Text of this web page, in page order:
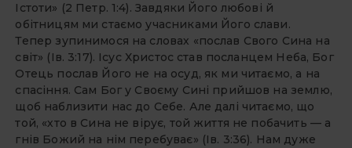
Істоти» (2 Петр. 1:4). Завдяки Його любові й
обітницям ми стаємо учасниками Його слави.
Тепер зупинимося на словах «послав Свого Сина на
світ» (Ів. 3:17). Ісус Христос став посланцем Неба, Бог
Отець послав Його не на осуд, як ми читаємо, а на
спасіння. Сам Бог у Своєму Сині прийшов на землю,
щоб наблизити нас до Себе. Але далі читаємо, що
той, «хто в Сина не вірує, той життя не побачить — а
гнів Божий на нім перебуває» (Ів. 3:36). Нам дуже